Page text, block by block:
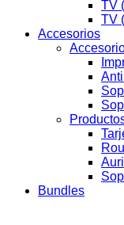
TV
TV
Accesorios
Bundles